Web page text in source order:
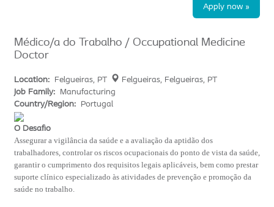
Apply now »
Médico/a do Trabalho / Occupational Medicine
Doctor
Location: Felgueiras, PT
Felgueiras, Felgueiras, PT
Job Family: Manufacturing
Country/Region: Portugal
O Desafio
Assegurar a vigilância da saúde e a avaliação da aptidão dos
trabalhadores, controlar os riscos ocupacionais do ponto de vista da saúde,
garantir o cumprimento dos requisitos legais aplicáveis, bem como prestar
suporte clínico especializado às atividades de prevenção e promoção da
saúde no trabalho.